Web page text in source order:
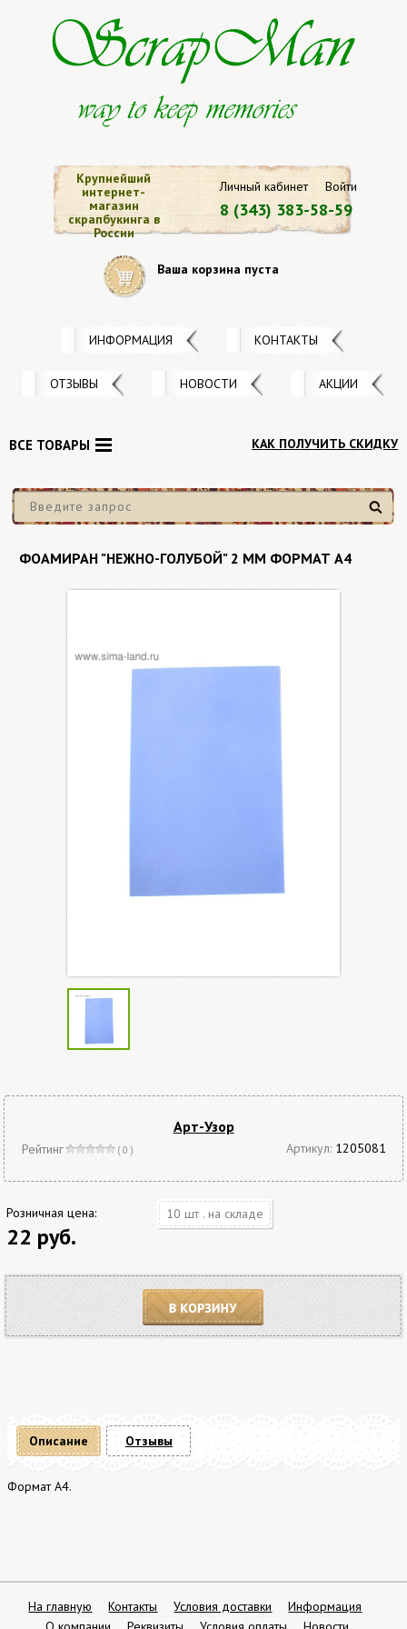
Личный кабинет Войти
8 (343) 383-58-59
Крупнейший
интернет-
магазин
скрапбукинга в
России
Ваша корзина пуста
ИНФОРМАЦИЯ КОНТАКТЫ
ОТЗЫВЫ НОВОСТИ АКЦИИ
КАК ПОЛУЧИТЬ СКИДКУ
Найти
ВСЕ ТОВАРЫ
ФОАМИРАН "НЕЖНО-ГОЛУБОЙ" 2 ММ ФОРМАТ А4
Арт-Узор
Рейтинг ( 0 ) Артикул: 1205081
Розничная цена:
22 руб.
10 шт . на складе
В корзину
Описание
Формат А4.
Отзывы
На главную Контакты Условия доставки
Информация